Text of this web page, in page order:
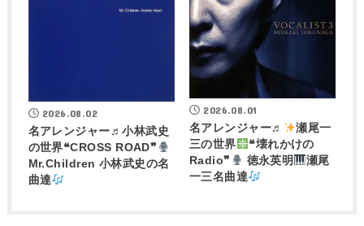
2026.08.02
名アレンジャー♬小林武史
の世界❝CROSS ROAD❞
Mr.Children 小林武史の名
曲達
2026.08.01
名アレンジャー♬
瀬尾一
三の世界
❝壊れかけの
Radio❞
徳永英明
瀬尾
一三名曲達